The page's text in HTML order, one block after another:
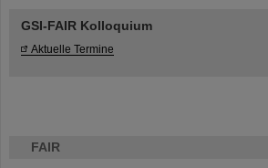
FAIR
GSI-FAIR Kolloquium
Aktuelle Termine